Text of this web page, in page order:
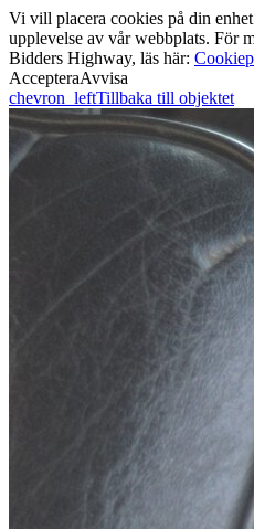
Vi vill placera cookies på din
upplevelse av vår webbplats. För
Bidders Highway, läs här:
AccepteraAvvisa
chevron_leftTillbaka till objektet